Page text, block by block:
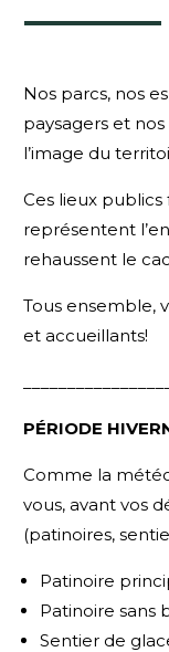
Nos parcs, nos
paysagers et
l’image du
Ces lieux
représentent
rehaussent le
Tous ensemble,
et accueillants!
PÉRIODE
Comme la
vous, avant vos
(patinoires,
Patinoire
Patinoire sans
Sentier de